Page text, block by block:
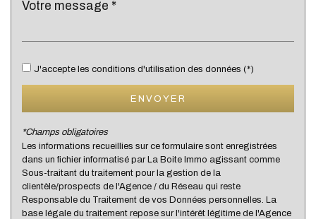
Bibliothèque
statistiques
Nombre d'habitants
21 707
Propriétaires (vs. locataires)
Taxe habitation
19,92 %
J'accepte les conditions d'utilisation des données (*)
ENVOYER
*Champs obligatoires
Les informations recueillies sur ce formulaire sont enregistrées
dans un fichier informatisé par La Boite Immo agissant comme
Sous-traitant du traitement pour la gestion de la
clientèle/prospects de l'Agence / du Réseau qui reste
Responsable du Traitement de vos Données personnelles. La
base légale du traitement repose sur l'intérêt légitime de l'Agence